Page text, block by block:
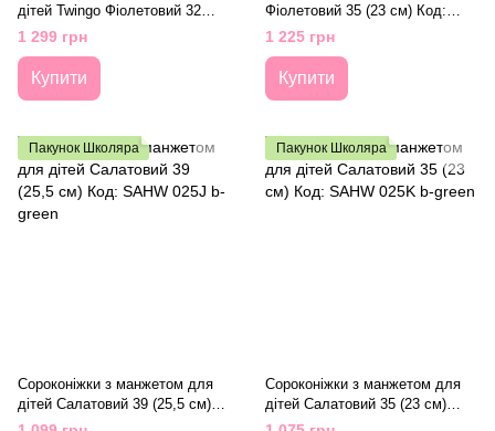
дітей Twingo Фіолетовий 32
(20,7 см) Код: SAH 585m purple
1 299 грн
Купити
Фіолетовий 35 (23 см) Код:
KRA585 purple
1 225 грн
Купити
Пакунок Школяра
Сороконіжки з манжетом для
дітей Салатовий 39 (25,5 см)
Код: SAHW 025J b-green
Пакунок Школяра
Сороконіжки з манжетом для
дітей Салатовий 35 (23 см)
Код: SAHW 025K b-green